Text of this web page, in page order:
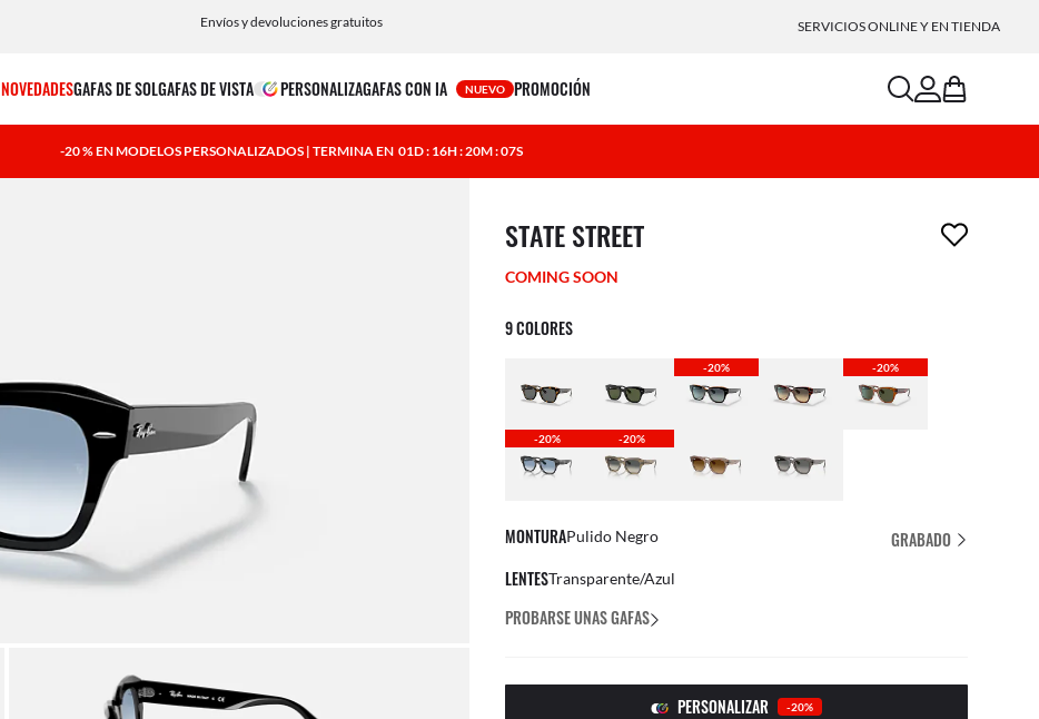
Elige Klarna o Paypal para una experiencia de pago fácil y flexible. SERVICIOS ONLINE Y EN TIENDA
NOVEDADESGAFAS DE SOLGAFAS DE VISTA PERSONALIZAGAFAS CON IA NUEVO PROMOCIÓN searchaccount
bag
-20 % EN MODELOS PERSONALIZADOS | TERMINA EN 01D : 16H : 20M : 06S
1 artículo ha sido eliminado a tu lista de deseos
STATE STREET
COMING SOON
9 COLORES
-20% -20%
-20% -20%
MONTURAPulido Negro
GRABADO
LENTESTransparente/Azul
PROBARSE UNAS GAFAS
PERSONALIZAR -20%